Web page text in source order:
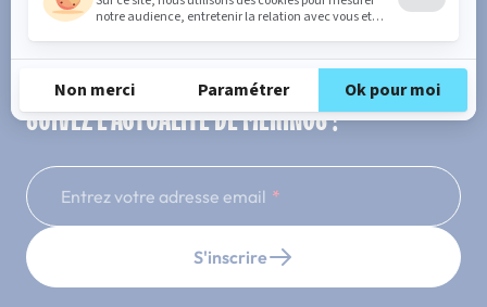
SUIVEZ L'ACTUALITÉ DE MERINOS !
Entrez votre adresse email
S'inscrire